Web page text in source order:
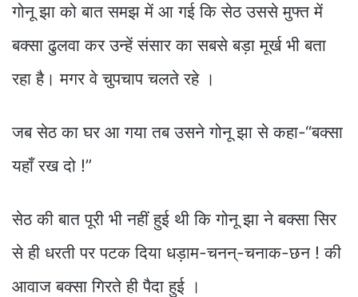
गोनू झा को बात समझ में आ गई कि सेठ उससे मुफ्त में
बक्सा ढुलवा कर उन्हें संसार का सबसे बड़ा मूर्ख भी बता
रहा है। मगर वे चुपचाप चलते रहे ।
जब सेठ का घर आ गया तब उसने गोनू झा से कहा-“बक्सा
यहाँ रख दो !”
सेठ की बात पूरी भी नहीं हुई थी कि गोनू झा ने बक्सा सिर
से ही धरती पर पटक दिया धड़ाम-चनन्-चनाक-छन ! की
आवाज बक्सा गिरते ही पैदा हुई ।